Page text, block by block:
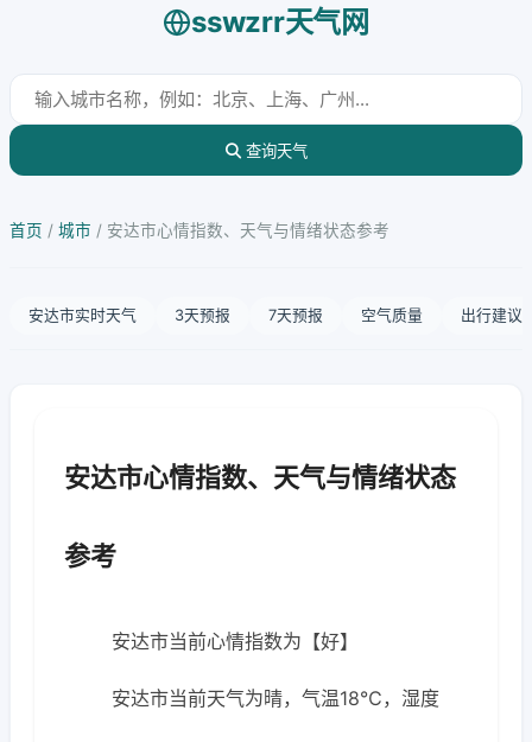
sswzrr天气网
查询天气
首页 / 城市 / 安达市心情指数、天气与情绪状态参考
安达市实时天气 3天预报 7天预报 空气质量 出行建议
安达市心情指数、天气与情绪状态
参考
安达市当前心情指数为【好】
安达市当前天气为晴，气温18℃，湿度